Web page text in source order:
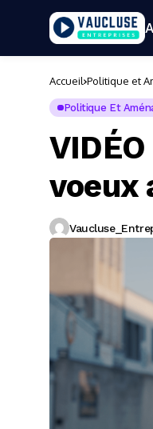
Accueil Politique et
Politique Et
voeux